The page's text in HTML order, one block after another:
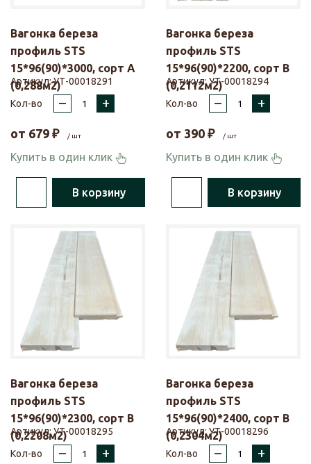
Вагонка береза
профиль STS
15*96(90)*3000, сорт А
(0,288м2)
Артикул:УТ-00018291
Кол-во
– +
от 679 ₽ / шт
Купить в один клик
В корзину
Вагонка береза
профиль STS
15*96(90)*2200, сорт В
(0,2112м2)
Артикул:УТ-00018294
Кол-во
– +
от 390 ₽ / шт
Купить в один клик
В корзину
Вагонка береза
профиль STS
15*96(90)*2300, сорт В
(0,2208м2)
Артикул:УТ-00018295
Кол-во
– +
Вагонка береза
профиль STS
15*96(90)*2400, сорт В
(0,2304м2)
Артикул:УТ-00018296
Кол-во
– +